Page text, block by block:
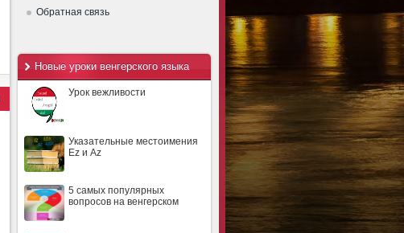
Обратная связь
Новые уроки венгерского языка
Урок вежливости
Указательные местоимения
Ez и Az
5 самых популярных
вопросов на венгерском